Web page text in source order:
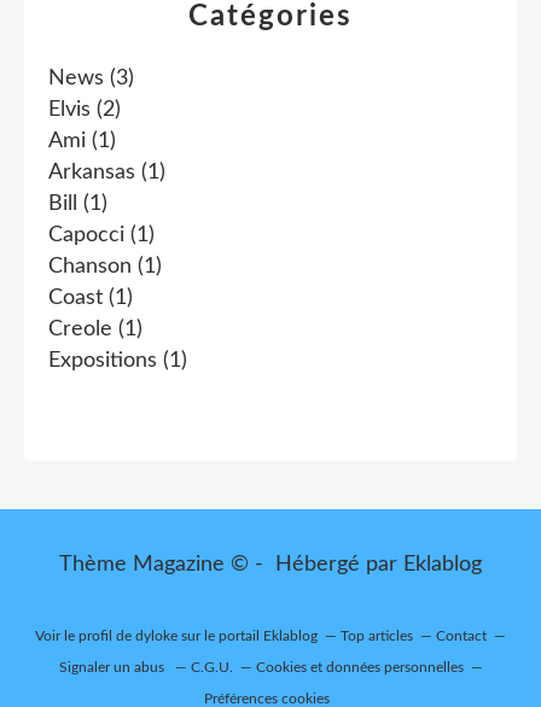
Catégories
News (3)
Elvis (2)
Ami (1)
Arkansas (1)
Bill
(1)
Capocci (1)
Chanson (1)
Coast (1)
Creole (1)
Expositions (1)
Thème Magazine © - Hébergé par Eklablog
Voir le profil de dyloke sur le portail Eklablog Top articles Contact
Signaler un abus C.G.U. Cookies et données personnelles
Préférences cookies